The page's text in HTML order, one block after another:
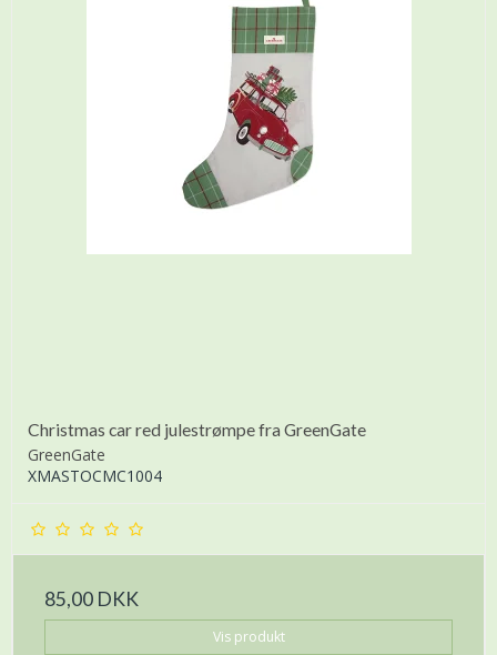
Christmas car red julestrømpe fra GreenGate
GreenGate
XMASTOCMC1004
85,00 DKK
Vis produkt